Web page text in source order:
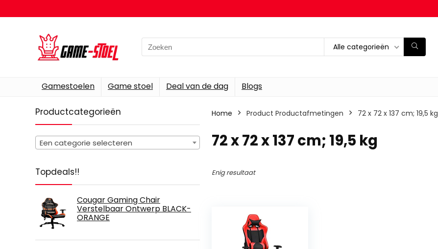
Search
for:
Alle categorieën
Gamestoelen Game stoel Deal van de dag Blogs
Productcategorieën
Een categorie selecteren
Topdeals!!
Cougar Gaming Chair
Verstelbaar Ontwerp BLACK-
ORANGE
Home Product Productafmetingen ‎72 x 72 x 137 cm; 19,5 kg
‎72 x 72 x 137 cm; 19,5 kg
Enig resultaat